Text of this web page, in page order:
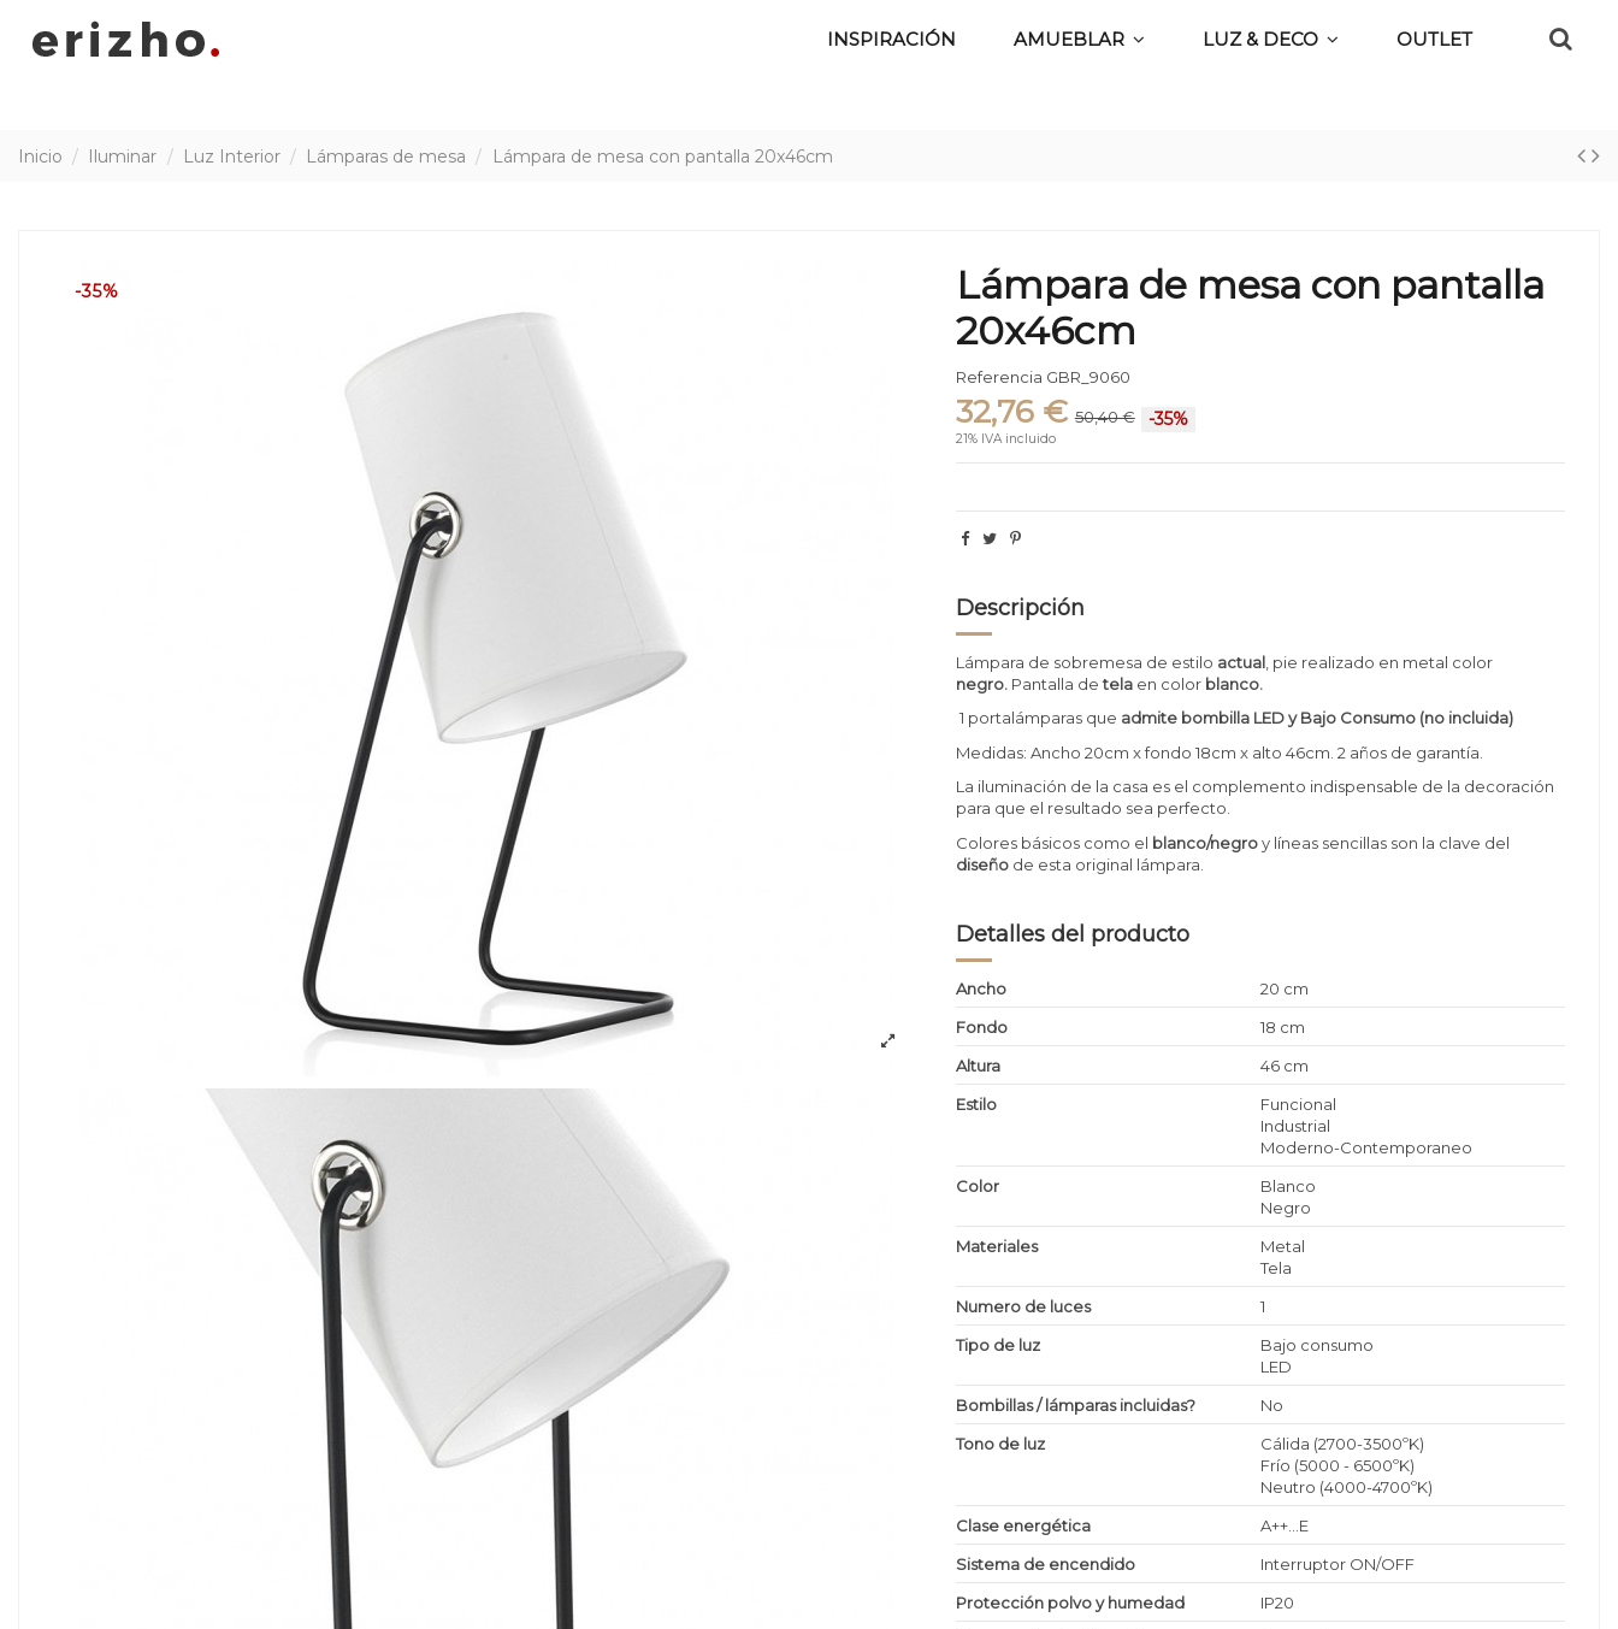
INSPIRACIÓN AMUEBLAR LUZ & DECO OUTLET
Inicio Iluminar Luz Interior Lámparas de mesa Lámpara de mesa con pantalla 20x46cm
-35%
Lámpara de mesa con pantalla
20x46cm
Referencia GBR_9060
32,76 € 50,40 € -35%
21% IVA incluido
Descripción
Lámpara de sobremesa de estilo actual , pie realizado en metal color
negro. Pantalla detela en color blanco.
1 portalámparas que admite bombilla LED y Bajo Consumo (no incluida)
Medidas: Ancho 20cm x fondo 18cm x alto 46cm. 2 años de garantía.
La iluminación de la casa es el complemento indispensable de la decoración
para que el resultado sea perfecto.
Colores básicos como el blanco/negroy líneas sencillas son la clave del
diseño de esta original lámpara.
Detalles del producto
Ancho
20 cm
Fondo
18 cm
Altura
46 cm
Estilo
Funcional
Industrial
Moderno-Contemporaneo
Color
Blanco
Negro
Materiales
Metal
Tela
Numero de luces
1
Tipo de luz
Bajo consumo
LED
Bombillas / lámparas incluidas?
No
Tono de luz
Cálida (2700-3500ºK)
Frío (5000 - 6500ºK)
Neutro (4000-4700ºK)
Clase energética
A++...E
Sistema de encendido
Interruptor ON/OFF
Protección polvo y humedad
IP20